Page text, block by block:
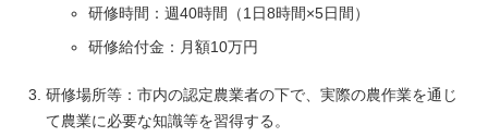
研修時間：週40時間（1日8時間×5日間）
研修給付金：月額10万円
研修場所等：市内の認定農業者の下で、実際の農作業を通じ
て農業に必要な知識等を習得する。